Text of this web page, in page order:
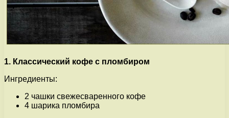
1. Классический кофе с пломбиром
Ингредиенты:
2 чашки свежесваренного кофе
4 шарика пломбира